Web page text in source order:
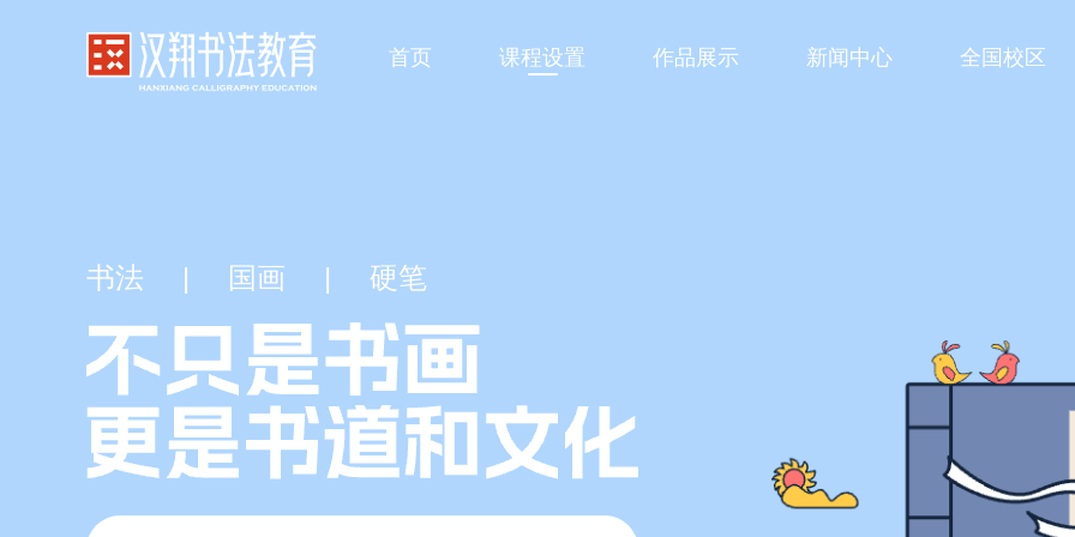
首页 课程设置 作品展示 新闻中心 全国校区
书法 | 国画 | 硬笔